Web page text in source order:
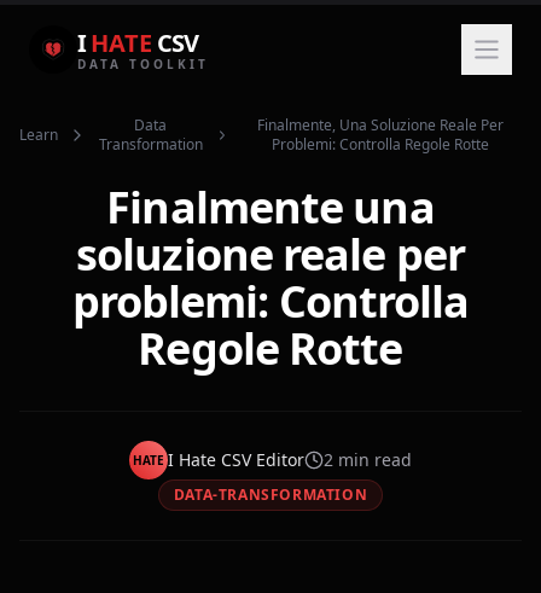
IHATE CSV
DATA TOOLKIT
Learn
Data
Transformation
Finalmente, Una Soluzione Reale Per
Problemi: Controlla Regole Rotte
Finalmente una
soluzione reale per
problemi: Controlla
Regole Rotte
HATE I Hate CSV Editor 2 min read
DATA-TRANSFORMATION